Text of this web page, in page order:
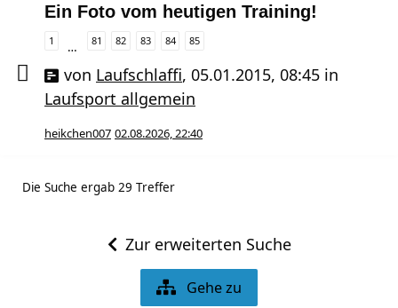
Ein Foto vom heutigen Training!
1 … 81 82 83 84 85
von Laufschlaffi, 05.01.2015, 08:45 in
Laufsport allgemein
heikchen007 02.08.2026, 22:40
Die Suche ergab 29 Treffer
Zur erweiterten Suche
Gehe zu